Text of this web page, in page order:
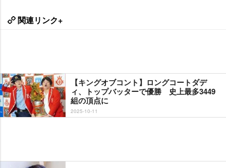
関連リンク+
【キングオブコント】ロングコートダデ
ィ、トップバッターで優勝 史上最多3449
組の頂点に
2025-10-11